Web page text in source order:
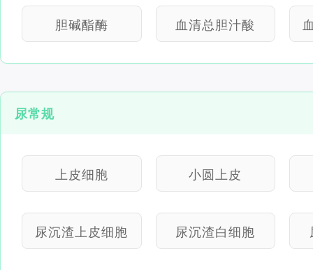
胆碱酯酶 血清总胆汁酸
尿常规
上皮细胞 小圆上皮
尿沉渣上皮细胞 尿沉渣白细胞